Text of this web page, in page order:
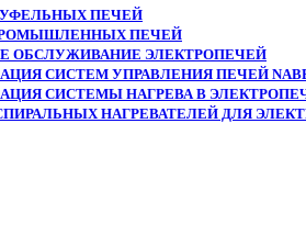
ПЕЧЕЙ
ПЕЧЕЙ
ОБСЛУЖИВАНИЕ ЭЛЕКТРОПЕЧЕЙ
СИСТЕМ УПРАВЛЕНИЯ ПЕЧЕЙ
СИСТЕМЫ НАГРЕВА В
НАГРЕВАТЕЛЕЙ ДЛЯ